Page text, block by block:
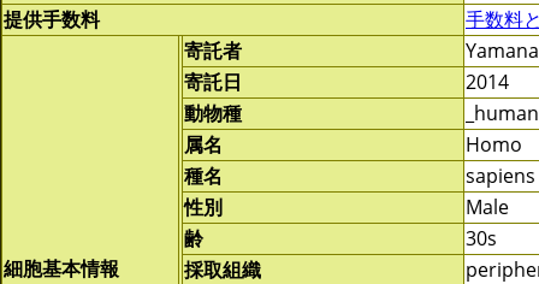
提供手数料 手数料
細胞基本情報
寄託者
寄託日
2014
動物種
属名
Homo
種名
sapiens
性別
Male
齢
30s
採取組織